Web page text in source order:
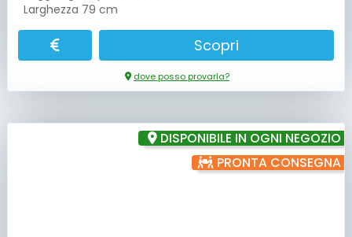
Larghezza 79 cm
Scopri
dove posso provarla?
DISPONIBILE IN OGNI NEGOZIO
PRONTA CONSEGNA